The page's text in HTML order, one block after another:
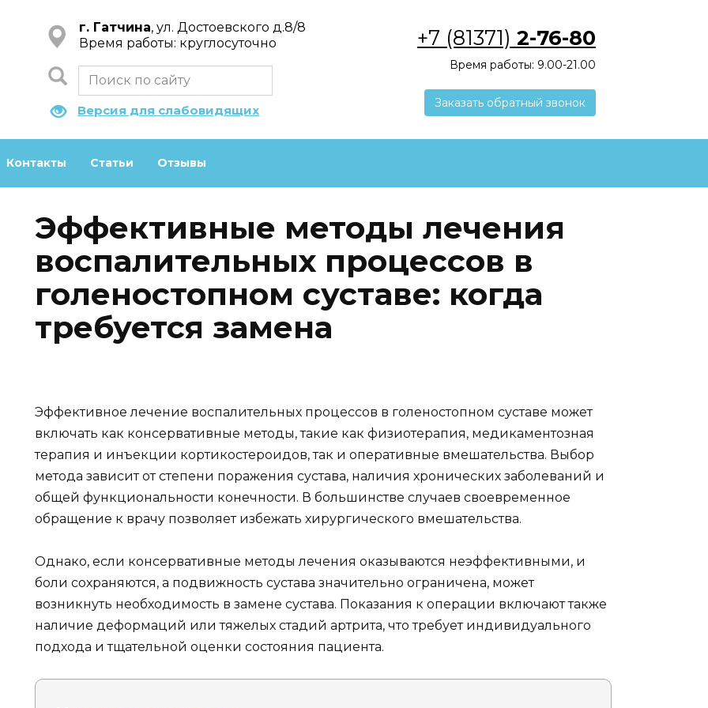
г. Гатчина, ул. Достоевского д.8/8
Время работы: круглосуточно
Версия для слабовидящих
+7 (81371) 2-76-80
Время работы: 9.00-21.00
Заказать обратный звонок
Контакты Статьи Отзывы
Эффективные методы лечения
воспалительных процессов в
голеностопном суставе: когда
требуется замена
Эффективное лечение воспалительных процессов в голеностопном суставе может
включать как консервативные методы, такие как физиотерапия, медикаментозная
терапия и инъекции кортикостероидов, так и оперативные вмешательства. Выбор
метода зависит от степени поражения сустава, наличия хронических заболеваний и
общей функциональности конечности. В большинстве случаев своевременное
обращение к врачу позволяет избежать хирургического вмешательства.
Однако, если консервативные методы лечения оказываются неэффективными, и
боли сохраняются, а подвижность сустава значительно ограничена, может
возникнуть необходимость в замене сустава. Показания к операции включают также
наличие деформаций или тяжелых стадий артрита, что требует индивидуального
подхода и тщательной оценки состояния пациента.